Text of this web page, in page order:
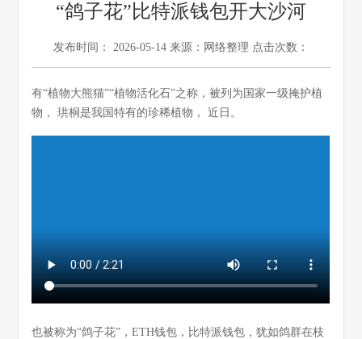
“鸽子花”比特派钱包开大沙河
发布时间： 2026-05-14 来源：网络整理 点击次数：
有“植物大熊猫”“植物活化石”之称，被列为国家一级掩护植
物， 珙桐是我国特有的珍稀植物， 近日。
也被称为“鸽子花”，ETH钱包，比特派钱包，犹如鸽群在枝